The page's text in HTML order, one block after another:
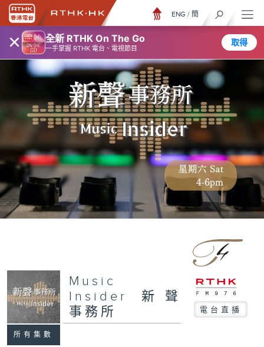
× 全新 RTHK On The Go
一手掌握 RTHK 電台、電視節目
取得
ENG / 簡
所有集數
Music
Insider 新聲
事務所
電台直播